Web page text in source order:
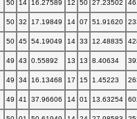
50 14 16.27589 12 50 27.23502
50 32 17.19849 14 07 51.91620
50 45 54.19049 14 33 12.48835
49 43 0.55892 13 13 8.40634
49 34 16.13468 17 15 1.45223
49 41 37.96606 14 01 13.63254